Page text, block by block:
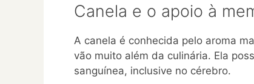
Canela e o apoio à
A canela é conhecida pelo aroma
vão muito além da culinária. Ela
sanguínea, inclusive no cérebro.